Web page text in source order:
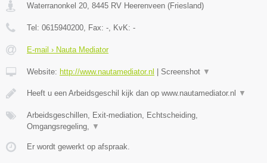
Waterranonkel 20 8445 RV Heerenveen (Friesland)
Tel: 0615940200 , Fax: - , KvK: -
E-mail › Nauta Mediator
Website: http://www.nautamediator.nl Screenshot ▼
Heeft u een Arbeidsgeschil kijk dan op www.nautamediator.nl ▼
Arbeidsgeschillen, Exit-mediation, Echtscheiding,
Omgangsregeling,
▼
Er wordt gewerkt op afspraak.